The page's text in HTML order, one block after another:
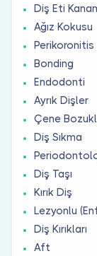
Diş Eti
Ağız Kokusu
Perikoronitis
Bonding
Endodonti
Ayrık Dişler
Çene
Diş Sıkma
Diş Taşı
Kırık Diş
Lezyonlu
Diş Kırıkları
Aft